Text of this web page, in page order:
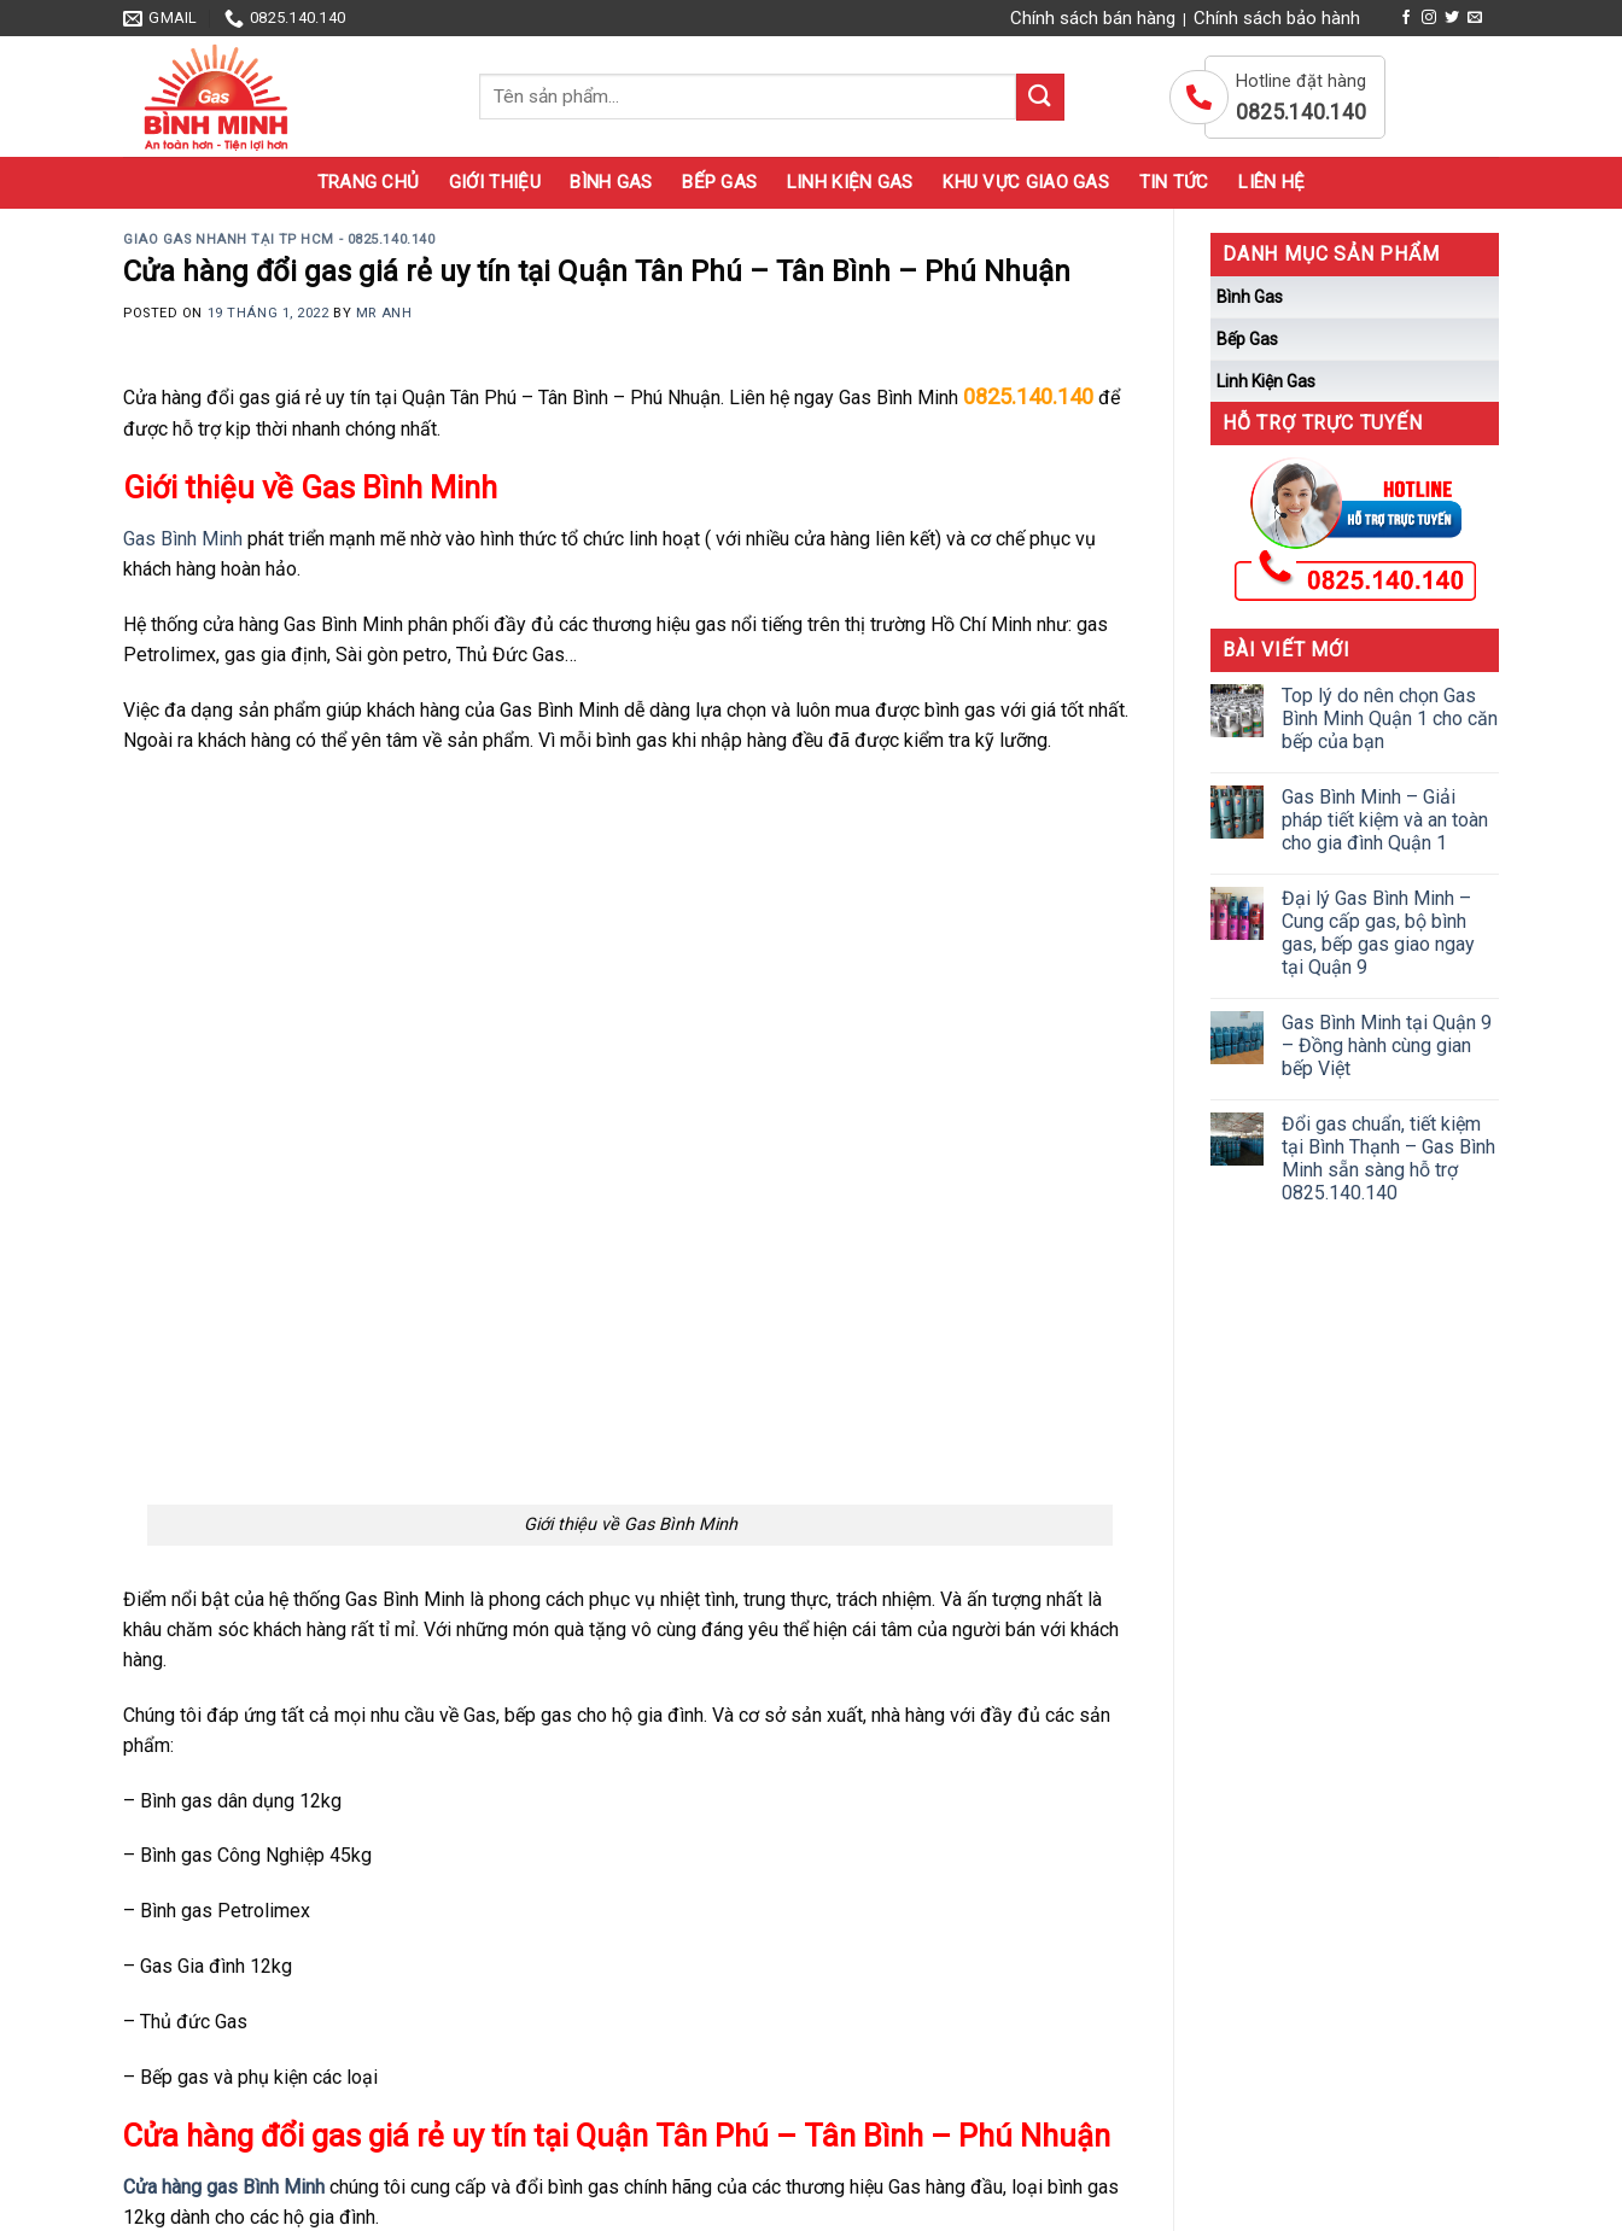
to
GMAIL 0825.140.140 Chính sách bán hàng Chính sách bảo hành
Tìm
kiếm:
Hotline đặt hàng
0825.140.140
TRANG CHỦ GIỚI THIỆU BÌNH GAS BẾP GAS LINH KIỆN GAS KHU VỰC GIAO GAS TIN TỨC LIÊN HỆ
GIAO GAS NHANH TẠI TP HCM - 0825.140.140
Cửa hàng đổi gas giá rẻ uy tín tại Quận Tân Phú – Tân Bình – Phú Nhuận
POSTED ON 19 THÁNG 1, 2022 BY MR ANH
Cửa hàng đổi gas giá rẻ uy tín tại Quận Tân Phú – Tân Bình – Phú Nhuận. Liên hệ ngay Gas Bình Minh 0825.140.140 để
được hỗ trợ kịp thời nhanh chóng nhất.
Giới thiệu về Gas Bình Minh
Gas Bình Minh phát triển mạnh mẽ nhờ vào hình thức tổ chức linh hoạt ( với nhiều cửa hàng liên kết) và cơ chế phục vụ
khách hàng hoàn hảo.
Hệ thống cửa hàng Gas Bình Minh phân phối đầy đủ các thương hiệu gas nổi tiếng trên thị trường Hồ Chí Minh như: gas
Petrolimex, gas gia định, Sài gòn petro, Thủ Đức Gas…
Việc đa dạng sản phẩm giúp khách hàng của Gas Bình Minh dễ dàng lựa chọn và luôn mua được bình gas với giá tốt nhất.
Ngoài ra khách hàng có thể yên tâm về sản phẩm. Vì mỗi bình gas khi nhập hàng đều đã được kiểm tra kỹ lưỡng.
Giới thiệu về Gas Bình Minh
Điểm nổi bật của hệ thống Gas Bình Minh là phong cách phục vụ nhiệt tình, trung thực, trách nhiệm. Và ấn tượng nhất là
khâu chăm sóc khách hàng rất tỉ mỉ. Với những món quà tặng vô cùng đáng yêu thể hiện cái tâm của người bán với khách
hàng.
Chúng tôi đáp ứng tất cả mọi nhu cầu về Gas, bếp gas cho hộ gia đình. Và cơ sở sản xuất, nhà hàng với đầy đủ các sản
phẩm:
– Bình gas dân dụng 12kg
– Bình gas Công Nghiệp 45kg
– Bình gas Petrolimex
– Gas Gia đình 12kg
– Thủ đức Gas
– Bếp gas và phụ kiện các loại
Cửa hàng đổi gas giá rẻ uy tín tại Quận Tân Phú – Tân Bình – Phú Nhuận
Cửa hàng gas Bình Minh chúng tôi cung cấp và đổi bình gas chính hãng của các thương hiệu Gas hàng đầu, loại bình gas
12kg dành cho các hộ gia đình.
DANH MỤC SẢN PHẨM
Bình Gas
Bếp Gas
Linh Kiện Gas
HỖ TRỢ TRỰC TUYẾN
BÀI VIẾT MỚI
Top lý do nên chọn Gas
Bình Minh Quận 1 cho căn
bếp của bạn
Gas Bình Minh – Giải
pháp tiết kiệm và an toàn
cho gia đình Quận 1
Đại lý Gas Bình Minh –
Cung cấp gas, bộ bình
gas, bếp gas giao ngay
tại Quận 9
Gas Bình Minh tại Quận 9
– Đồng hành cùng gian
bếp Việt
Đổi gas chuẩn, tiết kiệm
tại Bình Thạnh – Gas Bình
Minh sẵn sàng hỗ trợ
0825.140.140